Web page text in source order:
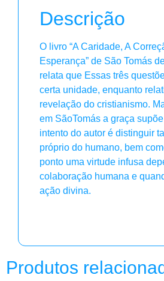
Descrição
O livro “A Caridade, A
Esperança” de São Tomás
relata que Essas três
certa unidade, enquanto
revelação do cristianismo.
em SãoTomás a graça
intento do autor é distinguir
próprio do humano, bem
ponto uma virtude infusa
colaboração humana e
ação divina.
Produtos